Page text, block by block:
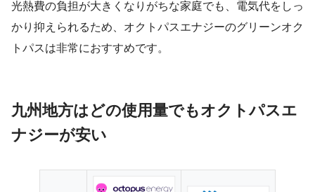
光熱費の負担が大きくなりがちな家庭でも、電気代をしっ
かり抑えられるため、オクトパスエナジーのグリーンオク
トパスは非常におすすめです。
九州地方はどの使用量でもオクトパスエ
ナジーが安い